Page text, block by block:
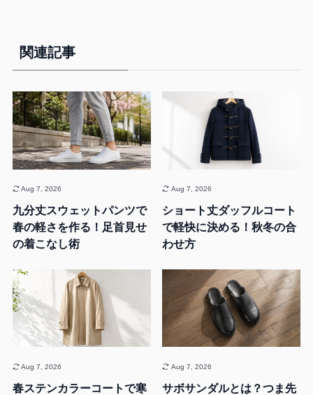
関連記事
九分丈スウェットパンツで
春の軽さを作る！足首見せ
の着こなし術
Aug 7, 2026
ショート丈ダッフルコート
で軽快に決める！秋冬の合
わせ方
Aug 7, 2026
春ステンカラーコートで寒
Aug 7, 2026
サボサンダルとは？つま先
Aug 7, 2026